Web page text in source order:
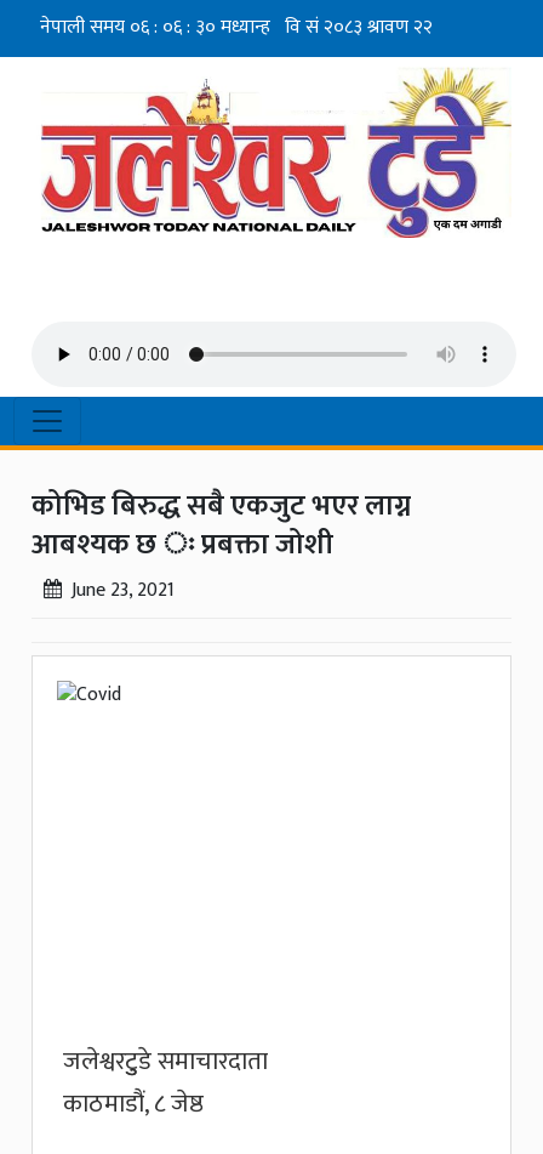
कोभिड बिरुद्ध सबै एकजुट भएर लाग्न
आबश्यक छ ः प्रबक्ता जोशी
June 23, 2021
जलेश्वरटुुडे समाचारदाता
काठमाडौं, ८ जेष्ठ